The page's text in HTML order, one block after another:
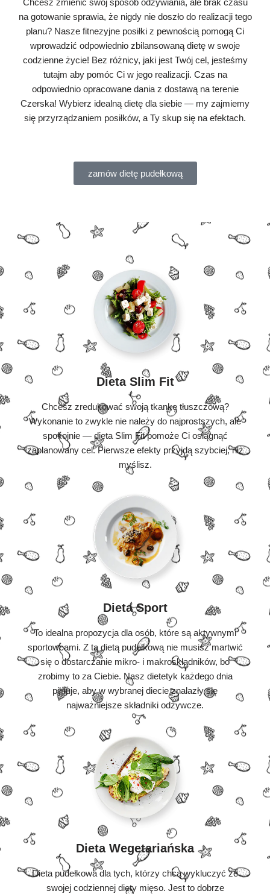
Chcesz zmienić swój sposób odżywiania, ale brak czasu
na gotowanie sprawia, że nigdy nie doszło do realizacji tego
planu? Nasze fitnezyjne posiłki z pewnością pomogą Ci
wprowadzić odpowiednio zbilansowaną dietę w swoje
codzienne życie! Bez różnicy, jaki jest Twój cel, jesteśmy
tutajm aby pomóc Ci w jego realizacji. Czas na
odpowiednio opracowane dania z dostawą na terenie
Czerska! Wybierz idealną dietę dla siebie — my zajmiemy
się przyrządzaniem posiłków, a Ty skup się na efektach.
zamów dietę pudełkową
Dieta Slim Fit
Chcesz zredukować swoją tkankę tłuszczową?
Wykonanie to zwykle nie należy do najprostszych, ale
spokojnie — dieta Slim Fit pomoże Ci osiągnąć
zaplanowany cel. Pierwsze efekty przyjdą szybciej, niż
myślisz.
Dieta Sport
To idealna propozycja dla osób, które są aktywnymi
sportowcami. Z tą dietą pudełkową nie musisz martwić
się o dostarczanie mikro- i makroskładników, bo
zrobimy to za Ciebie. Nasz dietetyk każdego dnia
pilnuje, aby w wybranej diecie znalazły się
najważniejsze składniki odżywcze.
Dieta Wegetariańska
Dieta pudełkowa dla tych, którzy chcą wykluczyć ze
swojej codziennej diety mięso. Jest to dobrze